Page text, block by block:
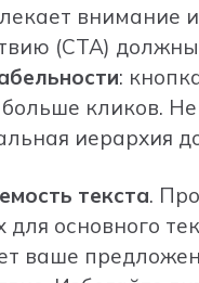
внимание
(CTA)
:
кликов.
иерархия
текста.
для основного
ваше